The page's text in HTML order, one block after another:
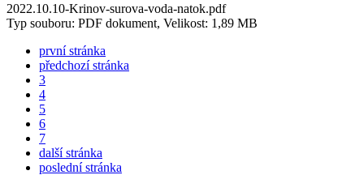
2022.10.10-Krinov-surova-voda-natok.pdf
Typ souboru: PDF dokument, Velikost: 1,89 MB
první stránka
předchozí stránka
3
4
5
6
7
další stránka
poslední stránka